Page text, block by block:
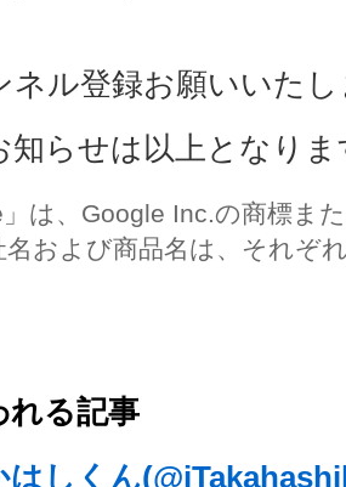
ネル登録お願いいた
知らせは以上となりま
は、Google Inc.の商標ま
および商品名は、それぞ
れる記事
はしくん